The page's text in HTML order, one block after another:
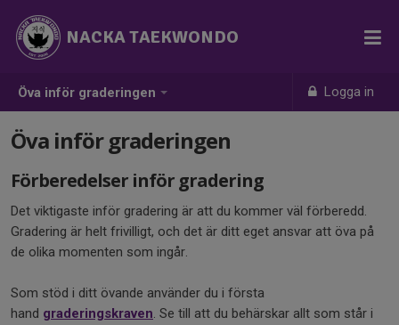
Öva inför graderingen Logga in
NACKA TAEKWONDO
Öva inför graderingen
Förberedelser inför gradering
Det viktigaste inför gradering är att du kommer väl förberedd.
Gradering är helt frivilligt, och det är ditt eget ansvar att öva på
de olika momenten som ingår.
Som stöd i ditt övande använder du i första
hand graderingskraven. Se till att du behärskar allt som står i